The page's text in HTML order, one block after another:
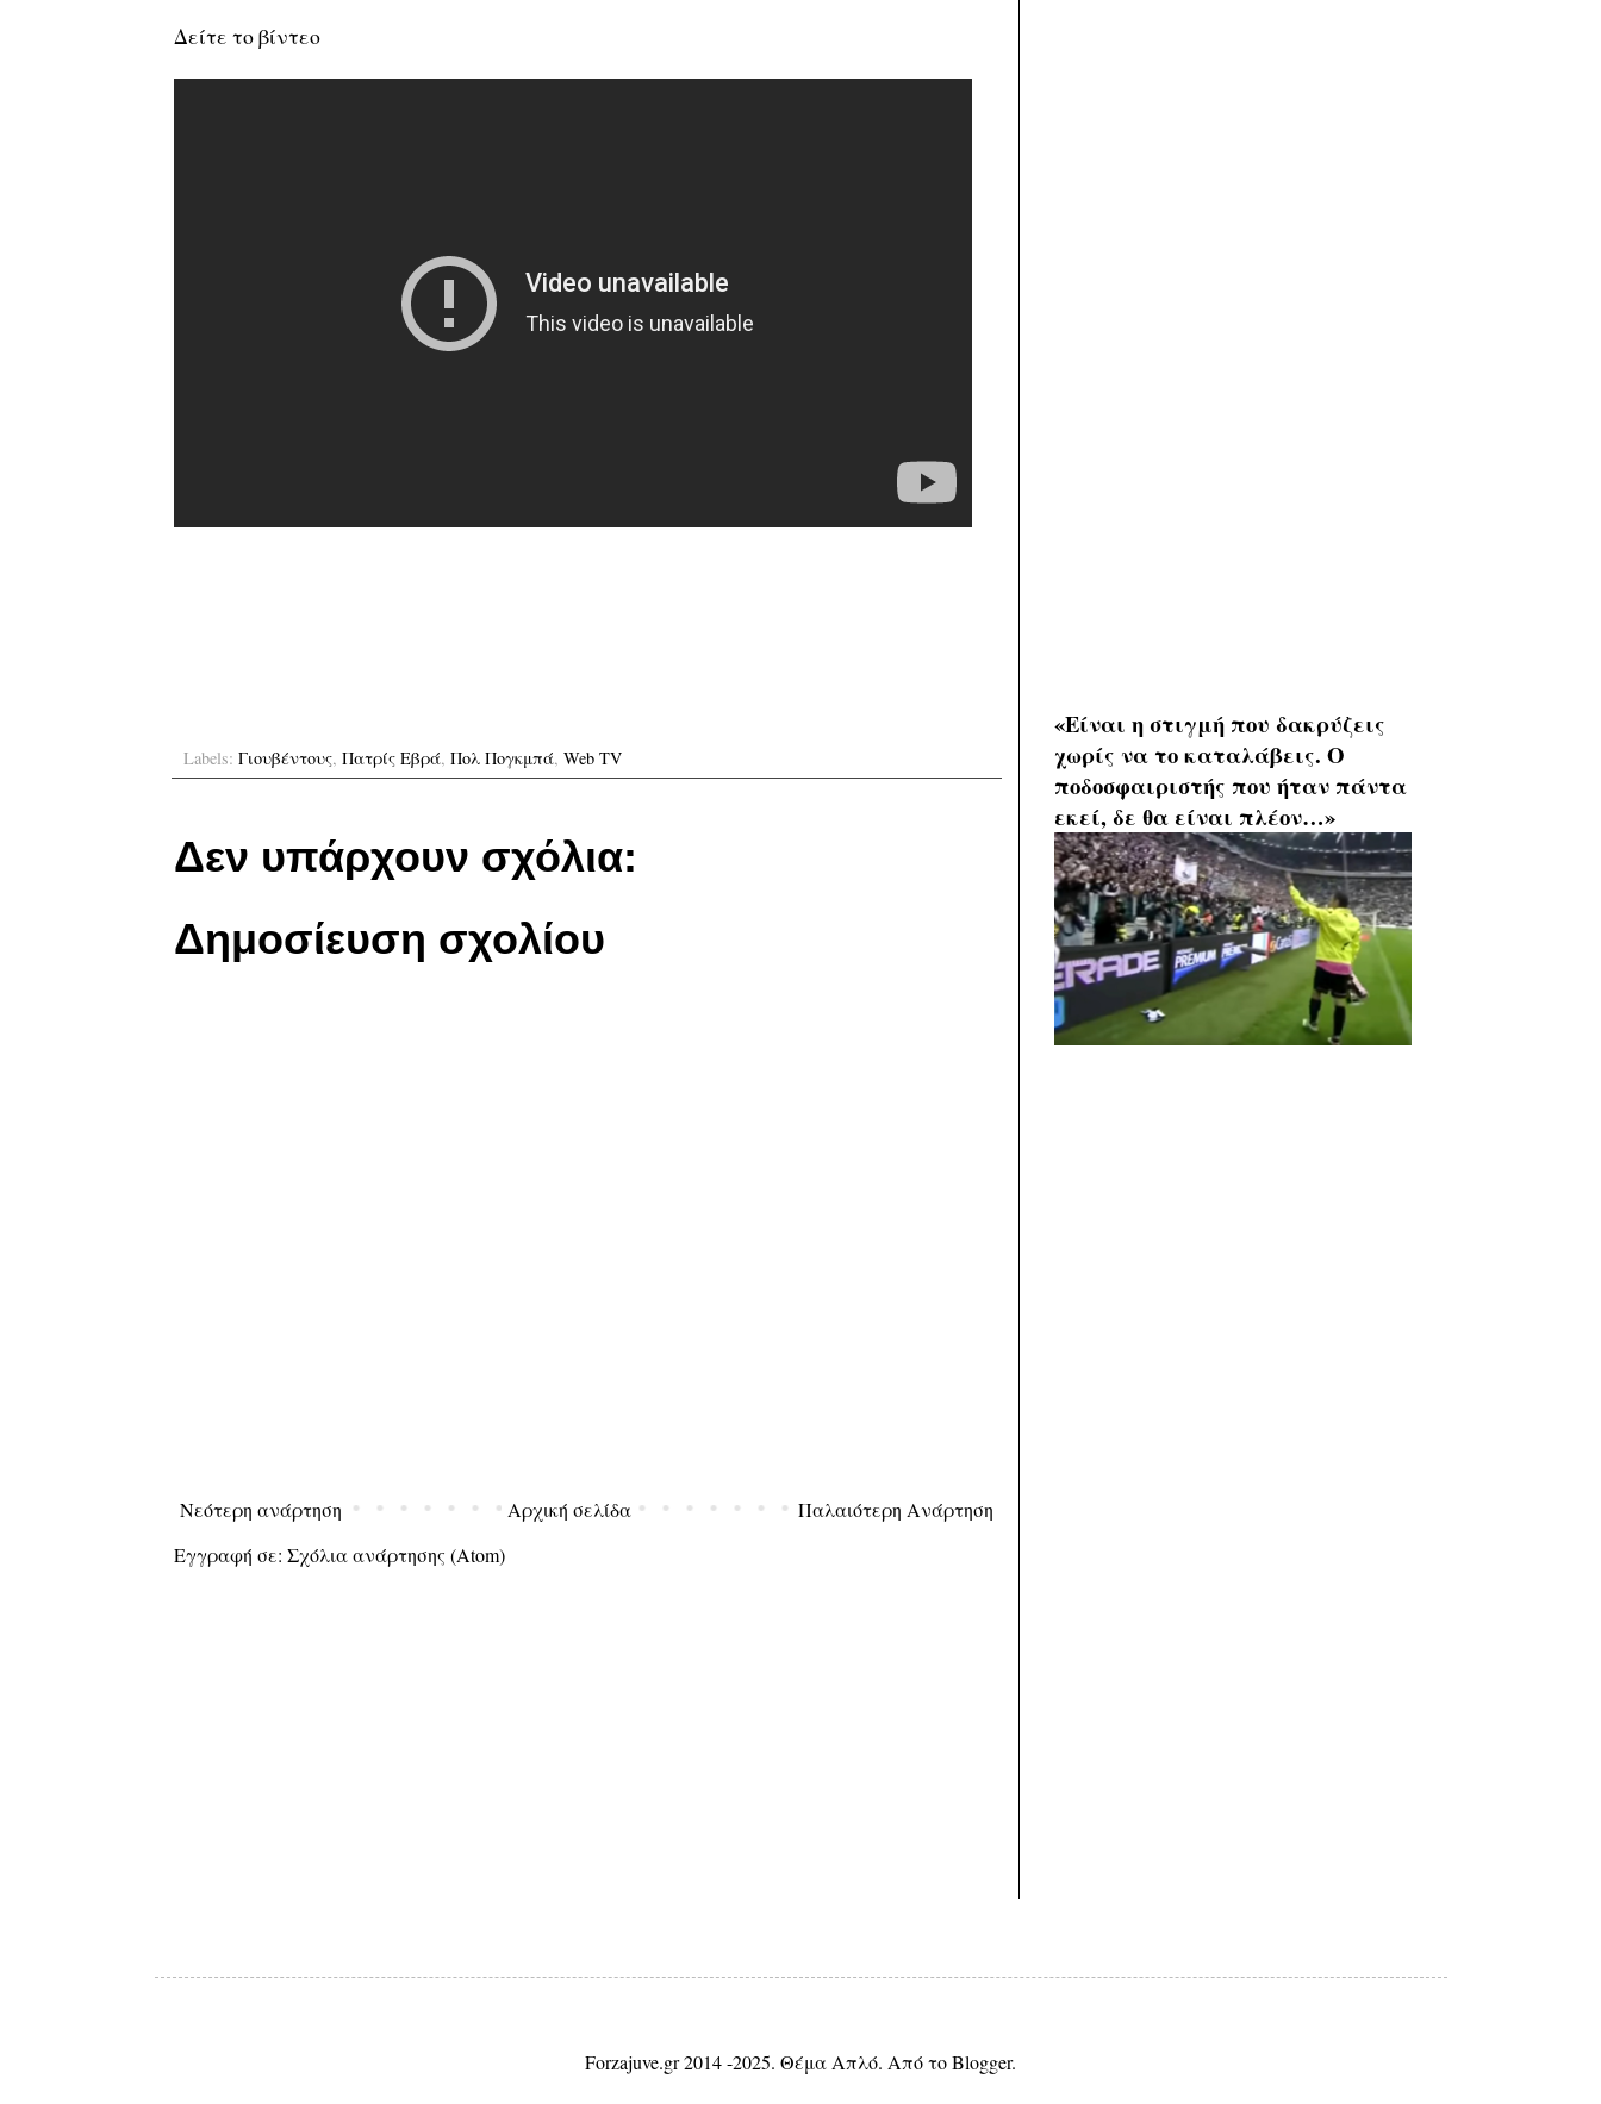
Δείτε το βίντεο
Labels: Γιουβέντους, Πατρίς Εβρά, Πολ Πογκμπά, Web TV
Δεν υπάρχουν σχόλια:
Δημοσίευση σχολίου
Νεότερη ανάρτηση Παλαιότερη Ανάρτηση
Αρχική σελίδα
Εγγραφή σε: Σχόλια ανάρτησης (Atom)
«Είναι η στιγμή που δακρύζεις
χωρίς να το καταλάβεις. Ο
ποδοσφαιριστής που ήταν πάντα
εκεί, δε θα είναι πλέον…»
Forzajuve.gr 2014 -2025. Θέμα Απλό. Από τοBlogger.